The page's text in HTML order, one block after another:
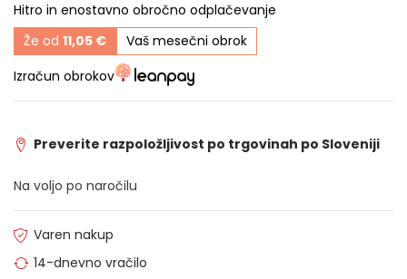
Hitro in enostavno obročno odplačevanje
Že od 11,05 €
Vaš mesečni obrok
Izračun obrokov
Preverite razpoložljivost po trgovinah po Sloveniji
Na voljo po naročilu
Varen nakup
14-dnevno vračilo